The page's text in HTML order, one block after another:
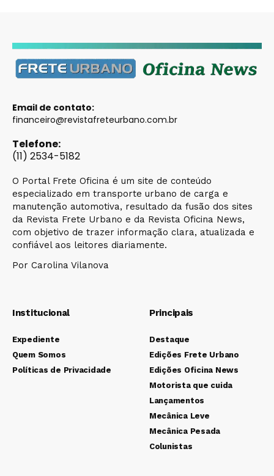
Email de contato:
financeiro@revistafreteurbano.com.br
Telefone:
(11) 2534-5182
O Portal Frete Oficina é um site de conteúdo
especializado em transporte urbano de carga e
manutenção automotiva, resultado da fusão dos sites
da Revista Frete Urbano e da Revista Oficina News,
com objetivo de trazer informação clara, atualizada e
confiável aos leitores diariamente.
Por Carolina Vilanova
Institucional
Expediente
Quem Somos
Políticas de Privacidade
Principais
Destaque
Edições Frete Urbano
Edições Oficina News
Motorista que cuida
Lançamentos
Mecânica Leve
Mecânica Pesada
Colunistas